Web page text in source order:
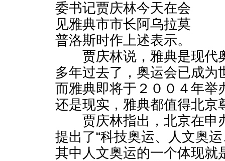
委书记贾庆林今天在会
见雅典市市长阿乌拉莫
普洛斯时作上述表示。
贾庆林说，雅典是现代
多年过去了，奥运会已成为
而雅典即将于２００４年举
还是现实，雅典都值得北京
贾庆林指出，北京在申
提出了“科技奥运、人文奥
其中人文奥运的一个体现就